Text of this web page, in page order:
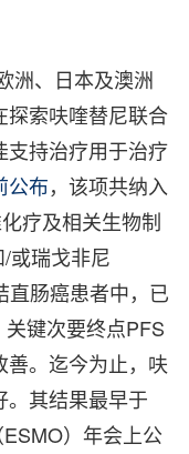
洲、日本及澳洲
探索呋喹替尼联合
支持治疗用于治疗
公布，该项共纳入
疗及相关生物制
或瑞戈非尼
直肠癌患者中，已
键次要终点PFS
。迄今为止，呋
。其结果最早于
）年会上公